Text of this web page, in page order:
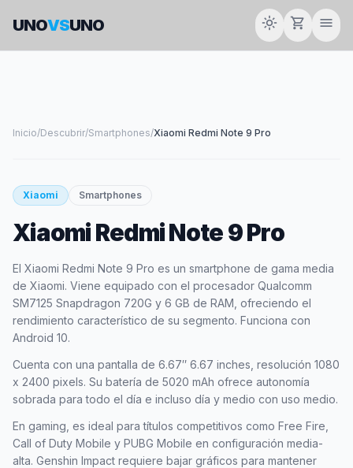
UNOVSUNO light_mode shopping_cart menu
Inicio/Descubrir/Smartphones/Xiaomi Redmi Note 9 Pro
smartphone
XIAOMI
Xiaomi Smartphones
Xiaomi Redmi Note 9 Pro
El Xiaomi Redmi Note 9 Pro es un smartphone de gama media
de Xiaomi. Viene equipado con el procesador Qualcomm
SM7125 Snapdragon 720G y 6 GB de RAM, ofreciendo el
rendimiento característico de su segmento. Funciona con
Android 10.
Cuenta con una pantalla de 6.67″ 6.67 inches, resolución 1080
x 2400 pixels. Su batería de 5020 mAh ofrece autonomía
sobrada para todo el día e incluso día y medio con uso medio.
En gaming, es ideal para títulos competitivos como Free Fire,
Call of Duty Mobile y PUBG Mobile en configuración media-
alta. Genshin Impact requiere bajar gráficos para mantener